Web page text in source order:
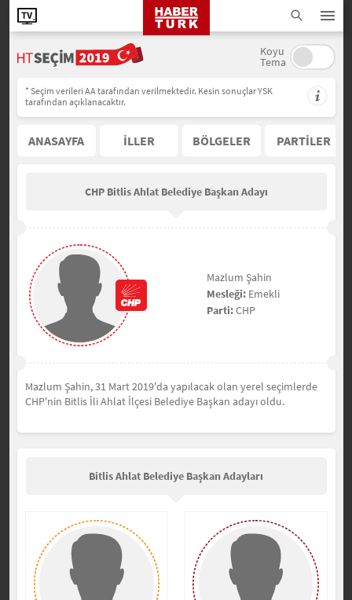
Koyu
Tema
* Seçim verileri AA tarafından verilmektedir. Kesin sonuçlar YSK
tarafından açıklanacaktır.
ANASAYFA İLLER BÖLGELER PARTİLER
CHP Bitlis Ahlat Belediye Başkan Adayı
Mazlum Şahin
Mesleği:Emekli
Parti:CHP
Mazlum Şahin, 31 Mart 2019'da yapılacak olan yerel seçimlerde
CHP'nin Bitlis İli Ahlat İlçesi Belediye Başkan adayı oldu.
Bitlis Ahlat Belediye Başkan Adayları